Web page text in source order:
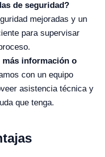
de seguridad?
mejoradas y un
para supervisar
más información o
con un equipo
asistencia técnica y
que tenga.